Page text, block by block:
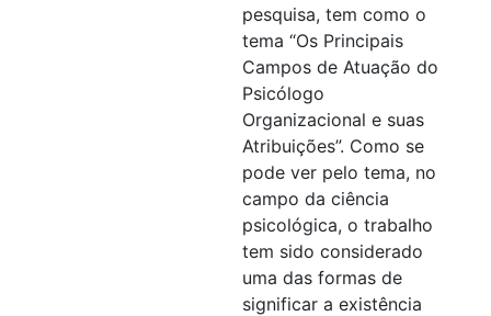
pesquisa, tem como o
tema “Os Principais
Campos de Atuação do
Psicólogo
Organizacional e suas
Atribuições”. Como se
pode ver pelo tema, no
campo da ciência
psicológica, o trabalho
tem sido considerado
uma das formas de
significar a existência